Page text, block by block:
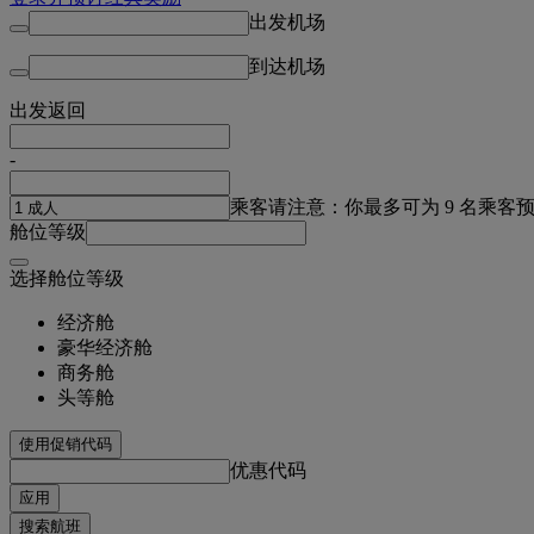
出发机场
到达机场
出发返回
-
乘客请注意：你最多可为 9 名乘客
舱位等级
选择舱位等级
经济舱
豪华经济舱
商务舱
头等舱
使用促销代码
优惠代码
应用
搜索航班